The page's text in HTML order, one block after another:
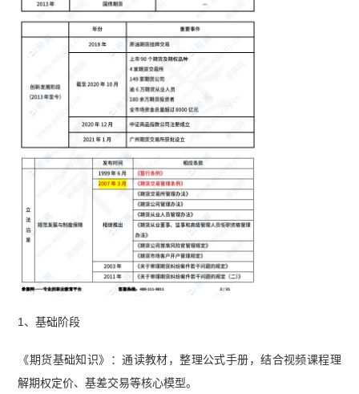
1、基础阶段
《期货基础知识》：通读教材，整理公式手册，结合视频课程理
解期权定价、基差交易等核心模型。